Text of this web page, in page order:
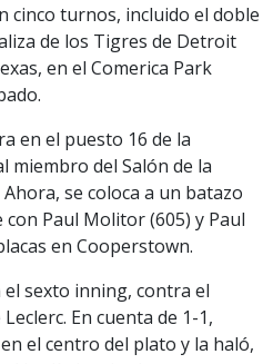
cinco turnos, incluido el doble
de los Tigres de Detroit
en el Comerica Park
en el puesto 16 de la
miembro del Salón de la
Ahora, se coloca a un batazo
Paul Molitor (605) y Paul
en Cooperstown.
sexto inning, contra el
En cuenta de 1-1,
el centro del plato y la haló,